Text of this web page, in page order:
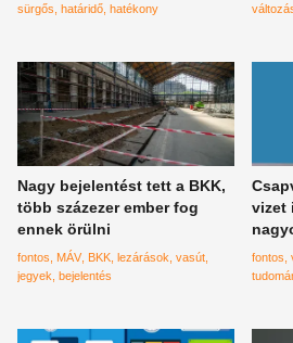
sürgős határidő hatékony
Nagy bejelentést tett a BKK,
több százezer ember fog
ennek örülni
fontos MÁV BKK lezárások vasút
jegyek bejelentés
vizet
fontos